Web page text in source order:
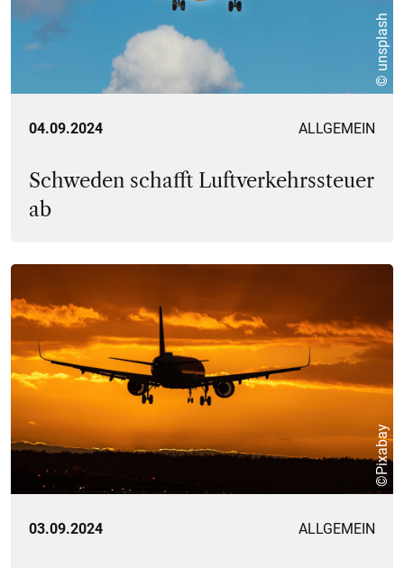
© unsplash
04.09.2024 ALLGEMEIN
Schweden schafft Luftverkehrssteuer
ab
©Pixabay
03.09.2024 ALLGEMEIN